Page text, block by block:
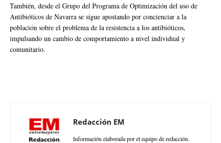
También, desde el Grupo del Programa de Optimización del uso de
Antibióticos de Navarra se sigue apostando por concienciar a la
población sobre el problema de la resistencia a los antibióticos,
impulsando un cambio de comportamiento a nivel individual y
comunitario.
Redacción EM
Información elaborada por el equipo de redacción.